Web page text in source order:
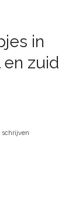
in
zuid
schrijven